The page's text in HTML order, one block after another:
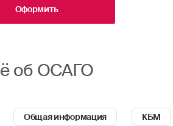
Оформить
об ОСАГО
Общая информация КБМ